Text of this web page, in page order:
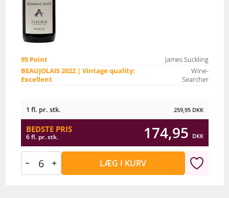
95 Point
James Suckling
BEAUJOLAIS 2022 | Vintage quality:
Excellent
Wine-
Searcher
1 fl. pr. stk. 259,95 DKK
BEDSTE PRIS
6 fl. pr. stk. 174,95 DKK
LÆG I KURV